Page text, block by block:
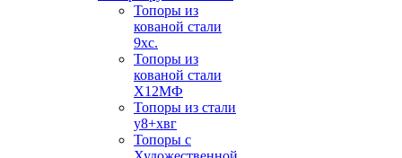
Топоры из
кованой стали
9хс.
Топоры из
кованой стали
Х12МФ
Топоры из стали
у8+хвг
Топоры с